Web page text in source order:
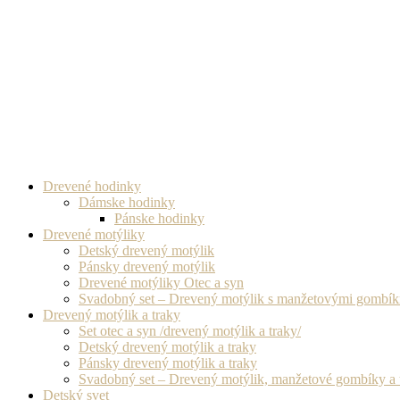
Drevené hodinky
Dámske hodinky
Pánske hodinky
Drevené motýliky
Detský drevený motýlik
Pánsky drevený motýlik
Drevené motýliky Otec a syn
Svadobný set – Drevený motýlik s manžetovými
Drevený motýlik a traky
Set otec a syn /drevený motýlik a traky/
Detský drevený motýlik a traky
Pánsky drevený motýlik a traky
Svadobný set – Drevený motýlik, manžetové gombíky a
Detský svet